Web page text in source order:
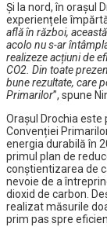
Și la nord, în orașul
experiențele
află în război,
acolo nu s-ar
realizeze acțiuni de
CO2. Din toate
bune rezultate, care
Primarilor”, spune
Orașul Drochia este
Convenției
energia durabilă în
primul plan de
conștientizarea de
nevoie de a
dioxid de carbon.
realizat măsurile
prim pas spre